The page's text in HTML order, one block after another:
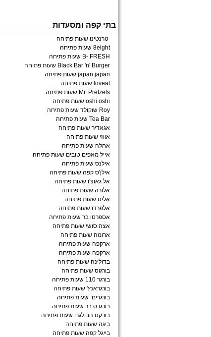
בתי קפה ומסעדות
טרנטינו שעות פתיחה
8eight שעות פתיחה
B- FRESH שעות פתיחה
Black Bar 'n' Burger שעות פתיחה
japan japan שעות פתיחה
loveat שעות פתיחה
Mr. Pretzels שעות פתיחה
oshi oshi שעות פתיחה
Roy שוקולד שעות פתיחה
Tea Bar שעות פתיחה
אגאדיר שעות פתיחה
אווזי שעות פתיחה
אחלה שעות פתיחה
אייל מאפים טובים שעות פתיחה
אילנס שעות פתיחה
אילן'ס קפה שעות פתיחה
אל גאוצ'ו שעות פתיחה
אלורה שעות פתיחה
אליס שעות פתיחה
אלפרדו שעות פתיחה
אספרסו בר שעות פתיחה
אצה סושי שעות פתיחה
ארומה שעות פתיחה
ארקפה שעות פתיחה
ארקפה שעות פתיחה
בדולינה שעות פתיחה
בורגוס שעות פתיחה
בורגר 110 שעות פתיחה
בורגראנץ' שעות פתיחה
בורגרים שעות פתיחה
בורגרס בר שעות פתיחה
בורקס הבולגרי שעות פתיחה
ביגה שעות פתיחה
בייגל קפה שעות פתיחה